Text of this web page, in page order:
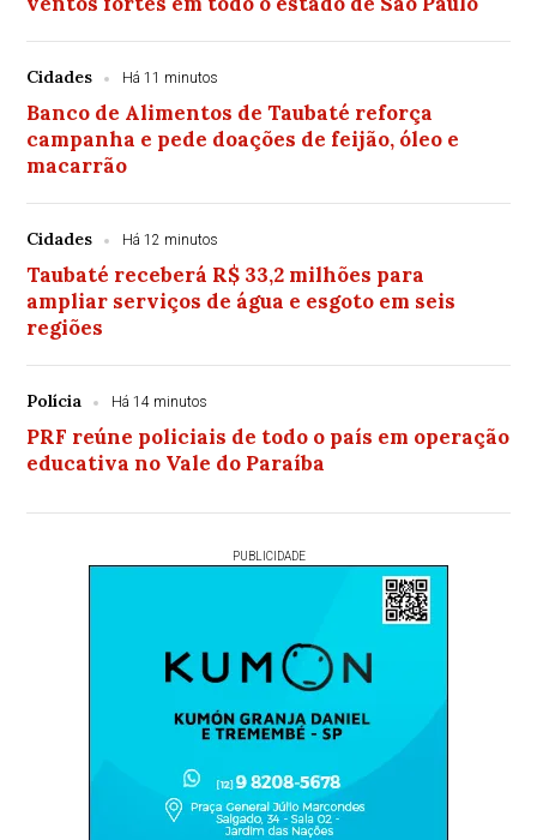
Cidades Há 11 minutos
Banco de Alimentos de Taubaté reforça
campanha e pede doações de feijão, óleo e
macarrão
Cidades Há 12 minutos
Taubaté receberá R$ 33,2 milhões para
ampliar serviços de água e esgoto em seis
regiões
Polícia Há 14 minutos
PRF reúne policiais de todo o país em operação
educativa no Vale do Paraíba
PUBLICIDADE